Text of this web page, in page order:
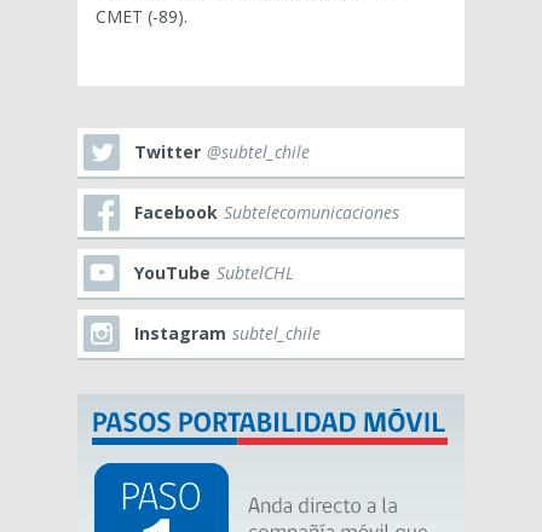
CMET (-89).
Twitter @subtel_chile
Facebook Subtelecomunicaciones
YouTube SubtelCHL
Instagram subtel_chile